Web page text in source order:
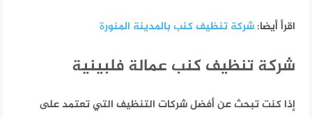
اقرأ أيضا:شركة تنظيف كنب بالمدينة المنورة
شركة تنظيف كنب عمالة فلبينية
إذا كنت تبحث عن أفضل شركات التنظيف التي تعتمد على